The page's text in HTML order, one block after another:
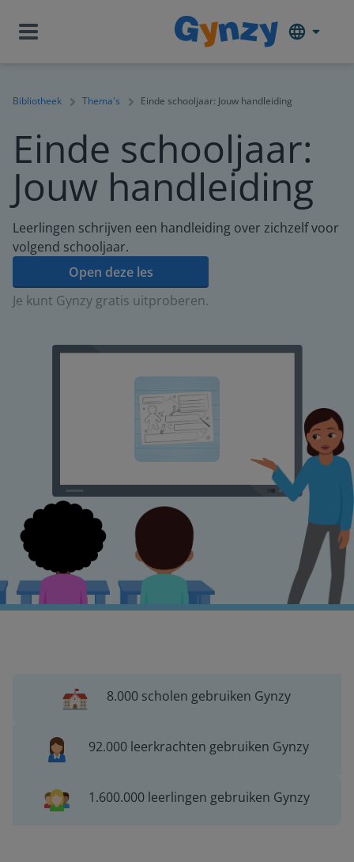
Bibliotheek Thema's Einde schooljaar: Jouw handleiding
Einde schooljaar:
Jouw handleiding
Leerlingen schrijven een handleiding over zichzelf voor
volgend schooljaar.
Open deze les
Je kunt Gynzy gratis uitproberen.
8.000 scholen gebruiken Gynzy
92.000 leerkrachten gebruiken Gynzy
1.600.000 leerlingen gebruiken Gynzy